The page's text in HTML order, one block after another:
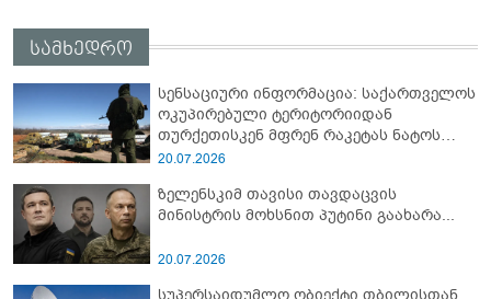
სამხედრო
სენსაციური ინფორმაცია: საქართველოს
ოკუპირებული ტერიტორიიდან
თურქეთისკენ მფრენ რაკეტას ნატოს
სამიტი კინაღამ ჩაუშლია
20.07.2026
ზელენსკიმ თავისი თავდაცვის
მინისტრის მოხსნით პუტინი გაახარა...
20.07.2026